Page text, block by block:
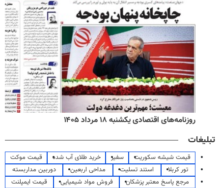
روزنامه‌های اقتصادی یکشنبه ۱۸ مرداد ۱۴۰۵
تبلیغات
قیمت شیشه سکوریت سفیر خرید طلای آب شده
قیمت موکت
تور کربلا
استند تسلیت مداحی اربعین
دوربین مداربسته
مرجع پاسخ معتبر پزشکان
فروش مواد شیمیایی
قیمت ایمپلنت